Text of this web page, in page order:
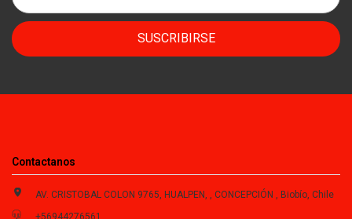
SUSCRIBIRSE
Contactanos
AV. CRISTOBAL COLON 9765, HUALPEN, , CONCEPCIÓN , Biobío, Chile
+56944276561